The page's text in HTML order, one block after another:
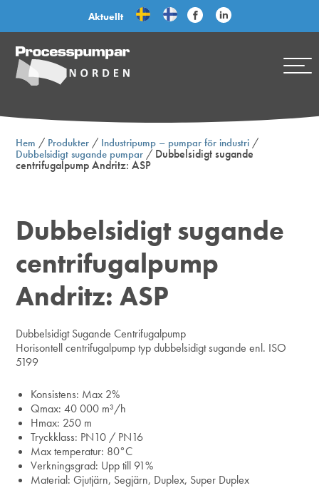
Aktuellt
Hem / Produkter / Industripump – pumpar för industri /
Dubbelsidigt sugande pumpar / Dubbelsidigt sugande
centrifugalpump Andritz: ASP
Dubbelsidigt sugande
centrifugalpump
Andritz: ASP
Dubbelsidigt Sugande Centrifugalpump
Horisontell centrifugalpump typ dubbelsidigt sugande enl. ISO
5199
Konsistens: Max 2%
Qmax: 40 000 m³/h
Hmax: 250 m
Tryckklass: PN10 / PN16
Max temperatur: 80°C
Verkningsgrad: Upp till 91%
Material: Gjutjärn, Segjärn, Duplex, Super Duplex